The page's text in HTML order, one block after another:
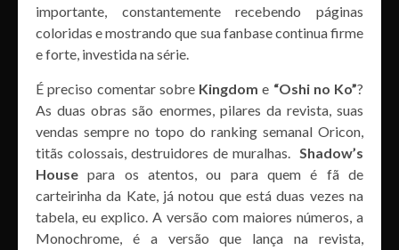
importante, constantemente recebendo páginas
coloridas e mostrando que sua fanbase continua firme
e forte, investida na série.
É preciso comentar sobre Kingdom e “Oshi no Ko”?
As duas obras são enormes, pilares da revista, suas
vendas sempre no topo do ranking semanal Oricon,
titãs colossais, destruidores de muralhas. Shadow’s
House para os atentos, ou para quem é fã de
carteirinha da Kate, já notou que está duas vezes na
tabela, eu explico. A versão com maiores números, a
Monochrome, é a versão que lança na revista,